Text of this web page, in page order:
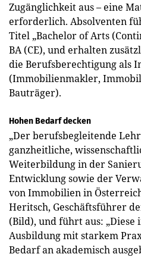
Zugänglichkeit aus – eine
erforderlich. Absolventen
Titel „Bachelor of Arts
BA (CE), und erhalten
die Berufsberechtigung als
(Immobilienmakler,
Bauträger).
Hohen Bedarf decken
„Der berufsbegleitende
ganzheitliche,
Weiterbildung in der
Entwicklung sowie der
von Immobilien in
Heritsch, Geschäftsführer
(Bild), und führt aus:
Ausbildung mit starkem
Bedarf an akademisch